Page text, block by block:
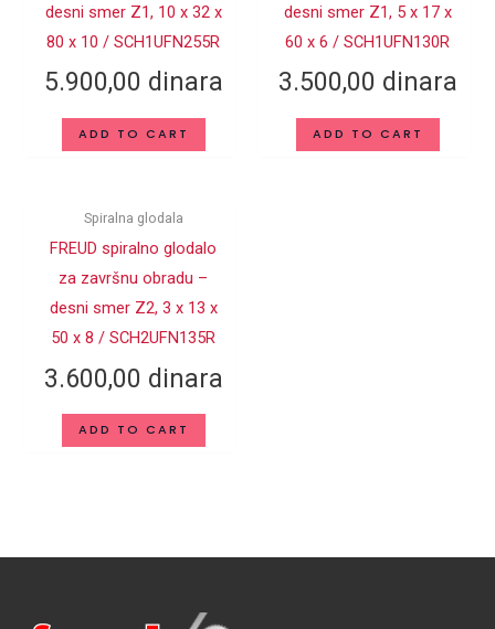
PRIHVAT (mm)
(mm)
MAKS. RPM
desni smer Z1, 10 x 32 x
80 x 10 / SCH1UFN255R
5.900,00 dinara
ADD TO CART
desni smer Z1, 5 x 17 x
60 x 6 / SCH1UFN130R
3.500,00 dinara
ADD TO CART
Spiralna glodala
FREUD spiralno glodalo
za završnu obradu –
desni smer Z2, 3 x 13 x
50 x 8 / SCH2UFN135R
3.600,00 dinara
ADD TO CART